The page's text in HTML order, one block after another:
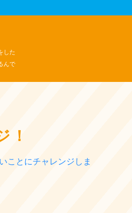
した
んで
！
ことにチャレンジしま